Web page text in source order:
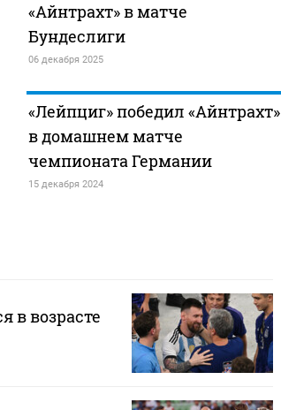
«Айнтрахт» в матче
Бундеслиги
06 декабря 2025
«Лейпциг» победил «Айнтрахт»
в домашнем матче
чемпионата Германии
15 декабря 2024
в возрасте